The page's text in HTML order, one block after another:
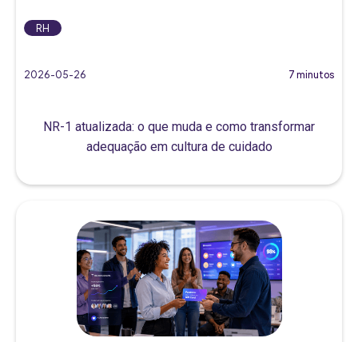
RH
2026-05-26 7 minutos
NR-1 atualizada: o que muda e como transformar
adequação em cultura de cuidado